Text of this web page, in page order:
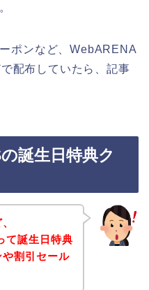
ポンなど、WebARENA
配布していたら、記事
誕生日特典ク
て誕生日特典
割引セール